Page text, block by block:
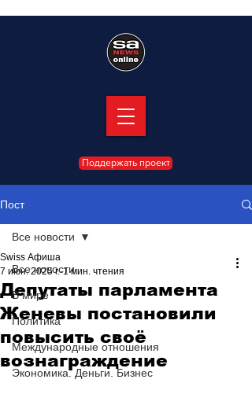
Поддержать проект
Пост
Все новости
В мире
Политика
Международные отношения
Экономика. Деньги. Бизнес
Все новости
Депутаты парламента
Женевы постановили
повысить своё
вознаграждение
Swiss Афиша
7 июн. 2025 г. 1 мин. чтения